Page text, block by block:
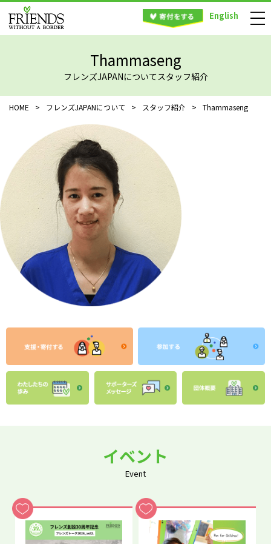
English
Thammaseng
フレンズJAPANについてスタッフ紹介
HOME > フレンズJAPANについて > スタッフ紹介 > Thammaseng
イベント
Event